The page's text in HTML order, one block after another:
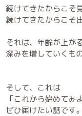
続けてきたからこそ
続けてきたからこそ
それは、年齢が上が
深みを増していくも
そして、これは
「これから始めてみ
ぜひ届けたい話です。